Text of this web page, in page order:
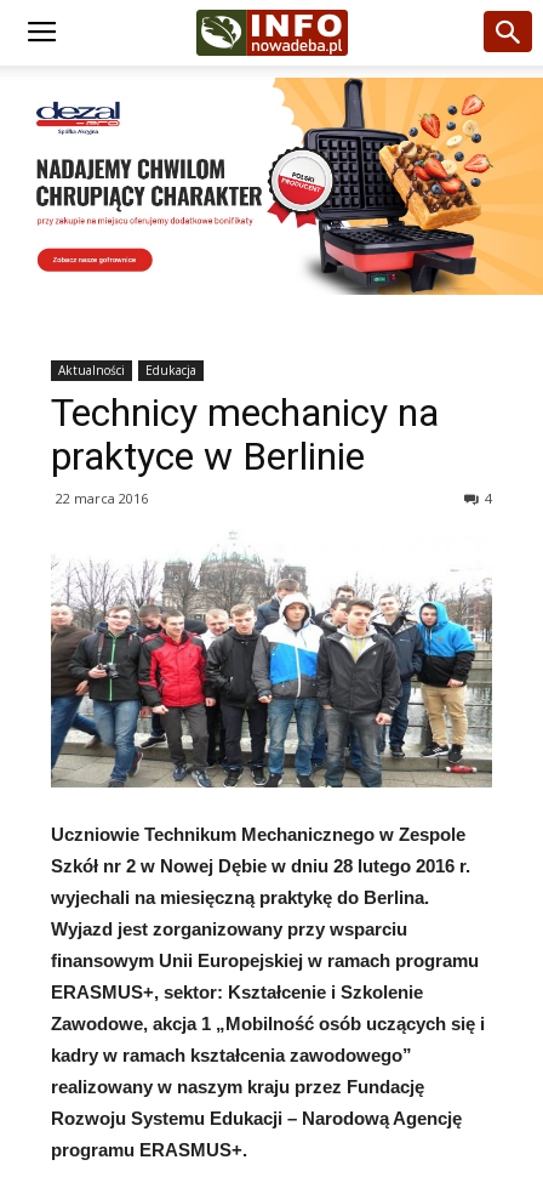
Aktualności Edukacja
Technicy mechanicy na
praktyce w Berlinie
22 marca 2016 4
Uczniowie Technikum Mechanicznego w Zespole
Szkół nr 2 w Nowej Dębie w dniu 28 lutego 2016 r.
wyjechali na miesięczną praktykę do Berlina.
Wyjazd jest zorganizowany przy wsparciu
finansowym Unii Europejskiej w ramach programu
ERASMUS+, sektor: Kształcenie i Szkolenie
Zawodowe, akcja 1 „Mobilność osób uczących się i
kadry w ramach kształcenia zawodowego”
realizowany w naszym kraju przez Fundację
Rozwoju Systemu Edukacji – Narodową Agencję
programu ERASMUS+.